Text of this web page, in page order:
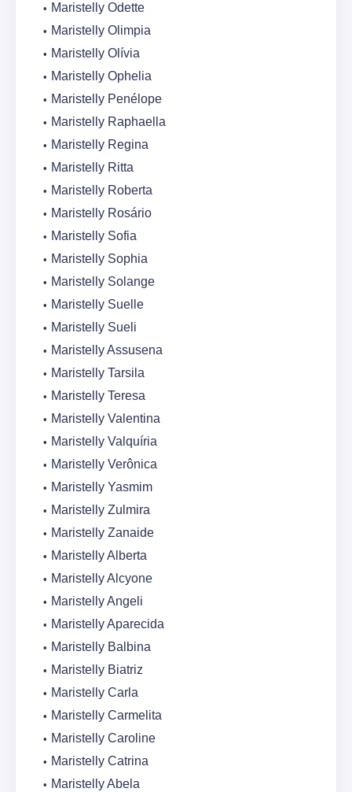
Maristelly Odette
Maristelly Olimpia
Maristelly Olívia
Maristelly Ophelia
Maristelly Penélope
Maristelly Raphaella
Maristelly Regina
Maristelly Ritta
Maristelly Roberta
Maristelly Rosário
Maristelly Sofia
Maristelly Sophia
Maristelly Solange
Maristelly Suelle
Maristelly Sueli
Maristelly Assusena
Maristelly Tarsila
Maristelly Teresa
Maristelly Valentina
Maristelly Valquíria
Maristelly Verônica
Maristelly Yasmim
Maristelly Zulmira
Maristelly Zanaide
Maristelly Alberta
Maristelly Alcyone
Maristelly Angeli
Maristelly Aparecida
Maristelly Balbina
Maristelly Biatriz
Maristelly Carla
Maristelly Carmelita
Maristelly Caroline
Maristelly Catrina
Maristelly Abela